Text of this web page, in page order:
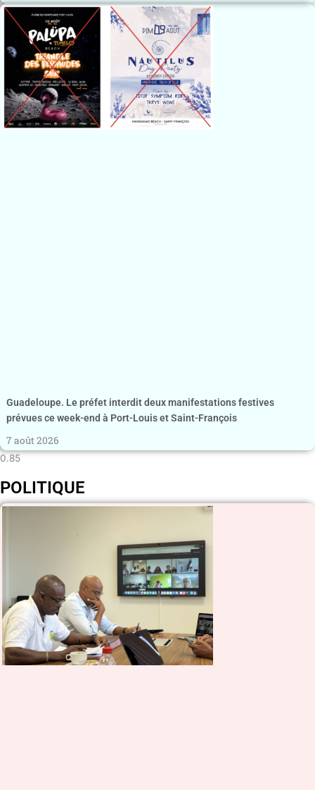
Guadeloupe. Le préfet interdit deux manifestations festives
prévues ce week-end à Port-Louis et Saint-François
7 août 2026
POLITIQUE